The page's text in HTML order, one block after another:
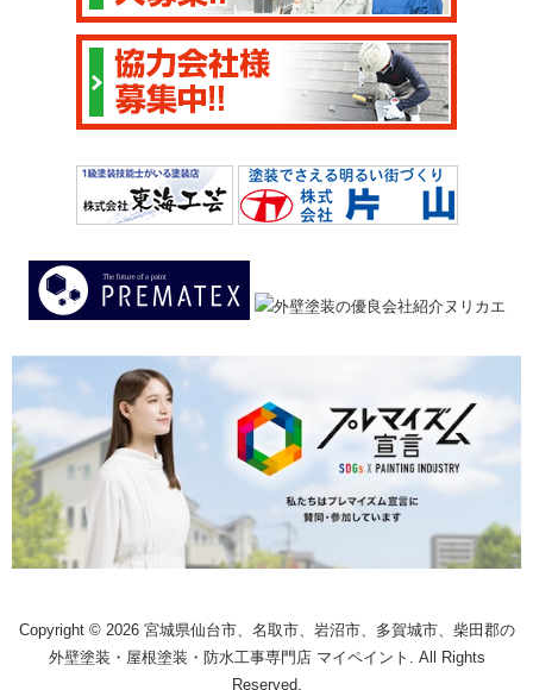
Copyright © 2026 宮城県仙台市、名取市、岩沼市、多賀城市、柴田郡の
外壁塗装・屋根塗装・防水工事専門店 マイペイント. All Rights
Reserved.